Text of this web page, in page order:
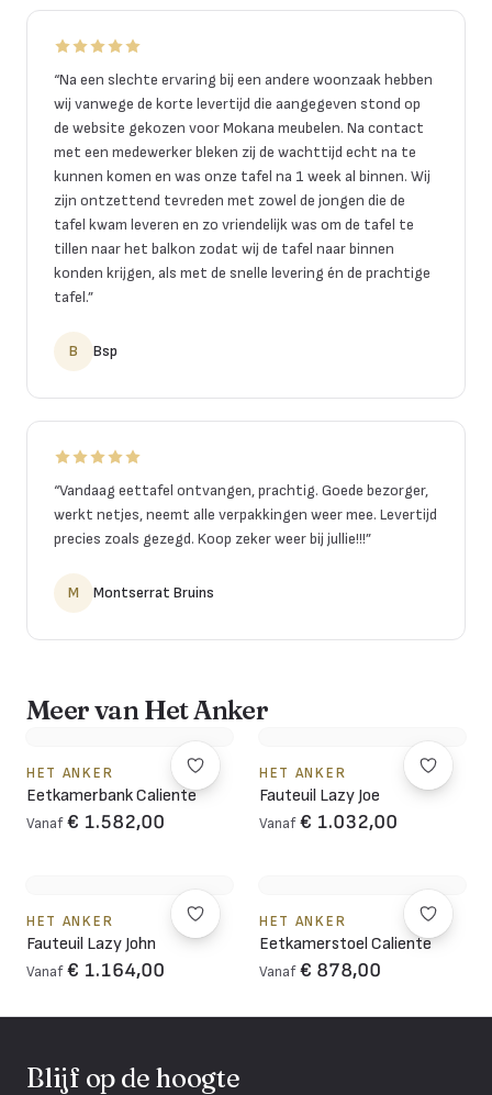
“Na een slechte ervaring bij een andere woonzaak hebben
wij vanwege de korte levertijd die aangegeven stond op
de website gekozen voor Mokana meubelen. Na contact
met een medewerker bleken zij de wachttijd echt na te
kunnen komen en was onze tafel na 1 week al binnen. Wij
zijn ontzettend tevreden met zowel de jongen die de
tafel kwam leveren en zo vriendelijk was om de tafel te
tillen naar het balkon zodat wij de tafel naar binnen
konden krijgen, als met de snelle levering én de prachtige
tafel.”
B Bsp
“Vandaag eettafel ontvangen, prachtig. Goede bezorger,
werkt netjes, neemt alle verpakkingen weer mee. Levertijd
precies zoals gezegd. Koop zeker weer bij jullie!!!”
M Montserrat Bruins
Meer van Het Anker
HET ANKER
Eetkamerbank Caliente
Vanaf € 1.582,00
HET ANKER
Fauteuil Lazy Joe
Vanaf € 1.032,00
HET ANKER
Fauteuil Lazy John
Vanaf € 1.164,00
HET ANKER
Eetkamerstoel Caliente
Vanaf € 878,00
Blijf op de hoogte